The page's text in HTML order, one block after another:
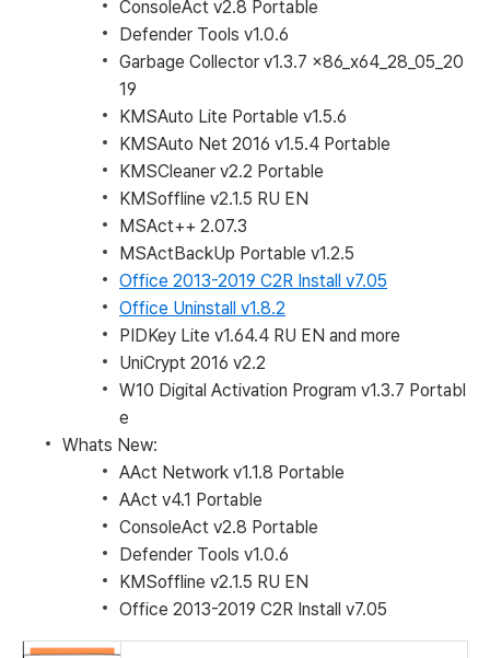
ConsoleAct v2.8 Portable
Defender Tools v1.0.6
Garbage Collector v1.3.7 x86_x64_28_05_20
19
KMSAuto Lite Portable v1.5.6
KMSAuto Net 2016 v1.5.4 Portable
KMSCleaner v2.2 Portable
KMSoffline v2.1.5 RU EN
MSAct++ 2.07.3
MSActBackUp Portable v1.2.5
Office 2013-2019 C2R Install v7.05
Office Uninstall v1.8.2
PIDKey Lite v1.64.4 RU EN and more
UniCrypt 2016 v2.2
W10 Digital Activation Program v1.3.7 Portabl
e
Whats New:
AAct Network v1.1.8 Portable
AAct v4.1 Portable
ConsoleAct v2.8 Portable
Defender Tools v1.0.6
KMSoffline v2.1.5 RU EN
Office 2013-2019 C2R Install v7.05